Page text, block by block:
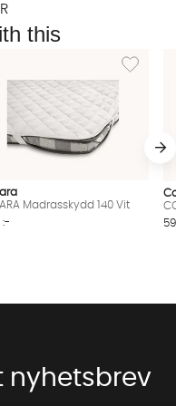
this
ANNA Dra-på-lakan
Lägg till i
Madrasskydd 140 Vit
:-
nyhetsbrev